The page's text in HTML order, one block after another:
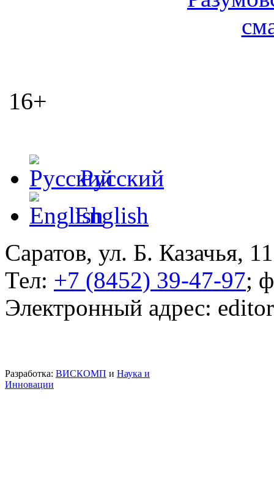
16+
Русский
English
Саратов, ул. Б. Казачья,
Тел: +7 (8452) 39-47-97;
Электронный адрес:
Разработка: ВИСКОМП и Наука и
Инновации